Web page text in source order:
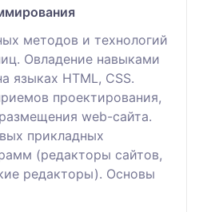
методов и технологий
Овладение навыками
языках HTML, CSS.
проектирования,
web-сайта.
прикладных
(редакторы сайтов,
редакторы). Основы